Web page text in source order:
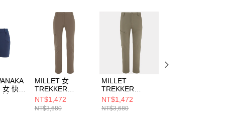
女 快排
MILLET 女
TREKKER
STRETCH PT III
W 長褲
MIV9113N9904
NT$1,472
NT$3,680
MILLET
TREKKER
STRETCH PT III
M 男 長褲
MIV9060N9904
NT$1,472
NT$3,680